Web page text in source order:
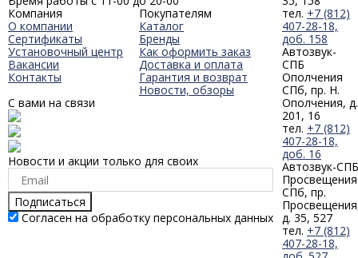
Компания
О компании
Сертификаты
Установочный центр
Вакансии
Контакты
Покупателям
Каталог
Бренды
Как оформить заказ
Доставка и оплата
Гарантия и возврат
Новости, обзоры
С вами на связи
Новости и акции только для своих
Подписаться
Согласен на обработку персональных данных
тел. +7 (812)
407-28-18,
доб. 158
Автозвук-
СПБ
Ополчения
СПб, пр. Н.
Ополчения, д.
201, 16
тел. +7 (812)
407-28-18,
доб. 16
Автозвук-СПБ
Просвещения
СПб, пр.
д. 35, 527
тел. +7 (812)
407-28-18,